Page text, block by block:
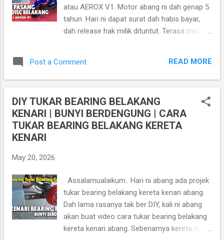
atau AEROX V1. Motor abang ni dah genap 5
tahun. Hari ni dapat surat dah habis bayar,
dah release hak milik dituntut. Terasa macam
salahnya habiskan sikit duit tu untuk
mencantikkan lagi motor ni. Benda pertama
brek belakang dari brek drum ke brek disc.
Sebenarnya dah lama dah abang nak convert
brek drum ke brek disc ni, tapi tak
elakkan guna brek depan takut tayar slip, bila
guna brek belakang macam tak
mencengkam. Motor still bergerak jgk.
Rasanya disebabkan brek belakang motor
abang dah lama tak servis dan kemungkinan
Post a Comment READ MORE
DIY TUKAR BEARING BELAKANG
KENARI | BUNYI BERDENGUNG | CARA
TUKAR BEARING BELAKANG KERETA
KENARI
May 20, 2026
Assalamualaikum.. Hari ni abang ada projek
tukar bearing belakang kereta kenari abang.
Dah lama rasanya tak ber DIY, kali ni abang
akan buat video cara tukar bearing belakang
kereta kenari abang. Sebenarnya kereta ni